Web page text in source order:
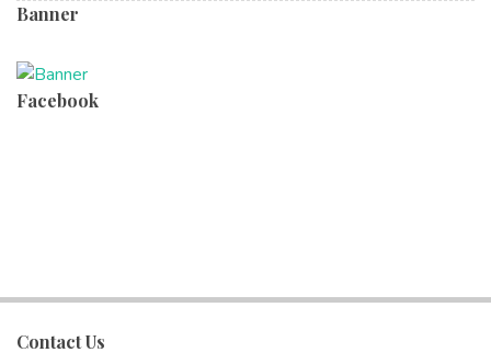
Banner
Facebook
Contact Us